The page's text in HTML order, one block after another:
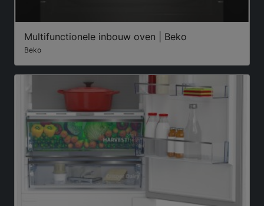
Multifunctionele inbouw oven | Beko
Beko